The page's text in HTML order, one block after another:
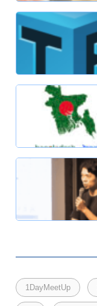
1DayMeetUp